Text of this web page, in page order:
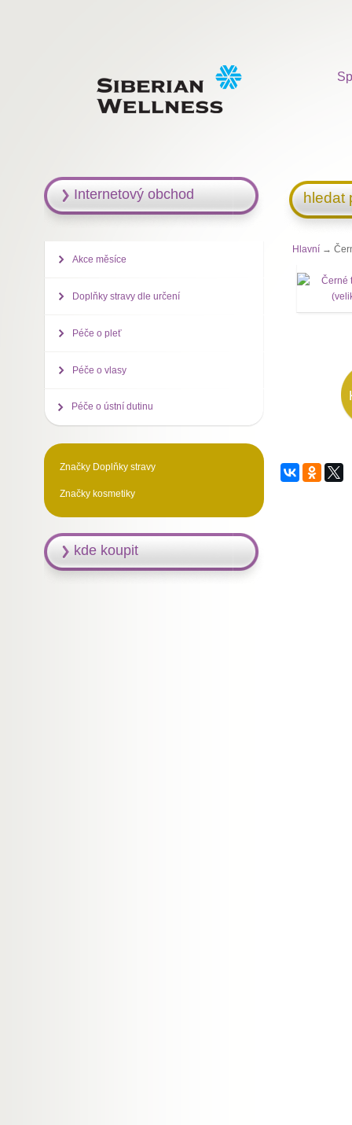
hledat
Hlavní →
Internetový obchod
Akce měsíce
Doplňky stravy dle určení
Péče o pleť
Péče o vlasy
Péče o ústní dutinu
Značky Doplňky stravy
Značky kosmetiky
kde koupit